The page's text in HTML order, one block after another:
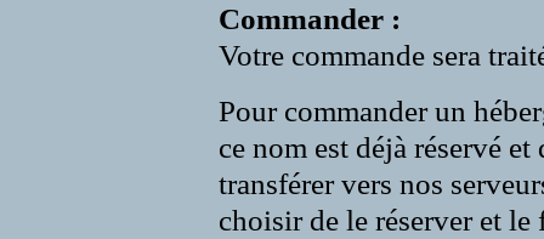
Commander :
Votre commande sera
Pour commander un
ce nom est déjà réservé
transférer vers nos
choisir de le réserver et